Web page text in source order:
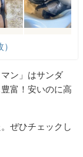
ン」はサンダ
富！安いのに高
ぜひチェックし